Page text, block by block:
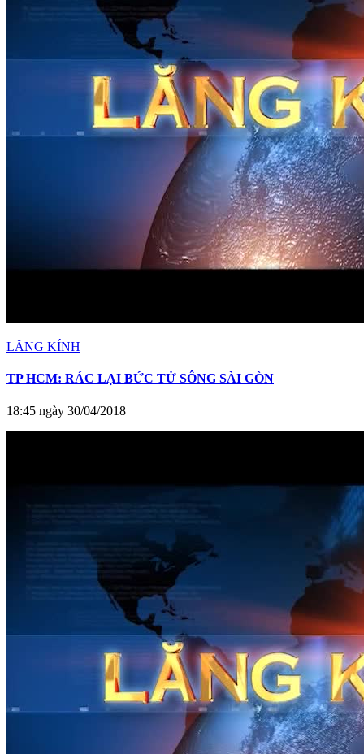
LĂNG KÍNH
TP HCM: RÁC LẠI BỨC TỬ SÔNG SÀI GÒN
18:45 ngày 30/04/2018